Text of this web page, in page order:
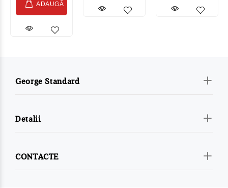
ADAUGĂ
George Standard
Detalii
CONTACTE